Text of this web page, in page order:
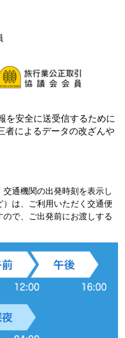
を安全に送受信するために
者によるデータの改ざんや
通機関の出発時刻を表示し
は、ご利用いただく交通便
で、ご出発前にお渡しする